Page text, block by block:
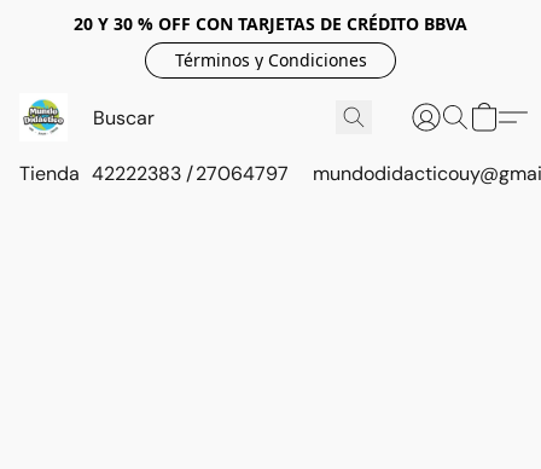
20 Y 30 % OFF CON TARJETAS DE CRÉDITO BBVA
Términos y Condiciones
Tienda 42222383 / 27064797